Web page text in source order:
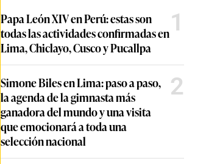
Papa León XIV en Perú: estas son
todas las actividades confirmadas en
Lima, Chiclayo, Cusco y Pucallpa
1
Simone Biles en Lima: paso a paso,
la agenda de la gimnasta más
ganadora del mundo y una visita
que emocionará a toda una
selección nacional
2